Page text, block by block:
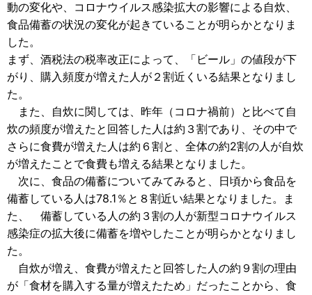
動の変化や、コロナウイルス感染拡大の影響による自炊、
食品備蓄の状況の変化が起きていることが明らかとなりま
した。
まず、酒税法の税率改正によって、「ビール」の値段が下
がり、購入頻度が増えた人が２割近くいる結果となりまし
た。
また、自炊に関しては、昨年（コロナ禍前）と比べて自
炊の頻度が増えたと回答した人は約３割であり、その中で
さらに食費が増えた人は約６割と、全体の約2割の人が自炊
が増えたことで食費も増える結果となりました。
次に、食品の備蓄についてみてみると、日頃から食品を
備蓄している人は78.1％と８割近い結果となりました。ま
た、 備蓄している人の約３割の人が新型コロナウイルス
感染症の拡大後に備蓄を増やしたことが明らかとなりまし
た。
自炊が増え、食費が増えたと回答した人の約９割の理由
が「食材を購入する量が増えたため」だったことから、食